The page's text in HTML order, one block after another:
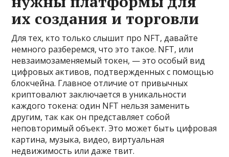
их создания и торговли
Для тех, кто только слышит про NFT, давайте
немного разберемся, что это такое. NFT, или
невзаимозаменяемый токен, — это особый вид
цифровых активов, подтвержденных с помощью
блокчейна. Главное отличие от привычных
криптовалют заключается в уникальности
каждого токена: один NFT нельзя заменить
другим, так как он представляет собой
неповторимый объект. Это может быть цифровая
картина, музыка, видео, виртуальная
недвижимость или даже твит.